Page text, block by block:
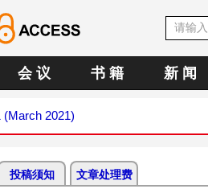
会 议 书 籍 新 闻
(March 2021)
投稿须知 文章处理费